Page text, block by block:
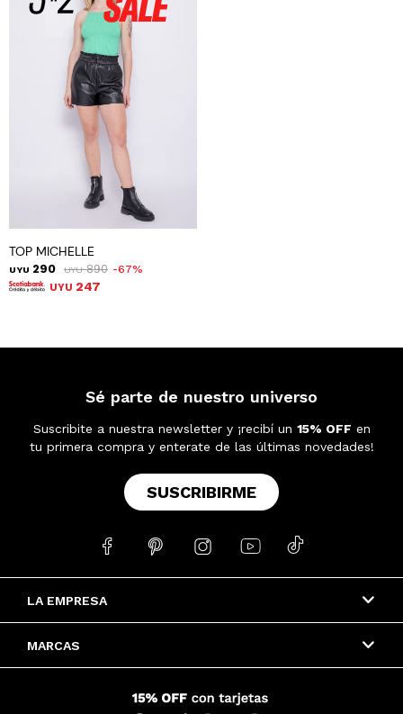
TOP MICHELLE
UYU 290 UYU 890 67
UYU 247
LA EMPRESA
MARCAS
Sé parte de nuestro universo
Suscribite a nuestra newsletter y ¡recibí un 15% OFF en
tu primera compra y enterate de las últimas novedades!
SUSCRIBIRME
    